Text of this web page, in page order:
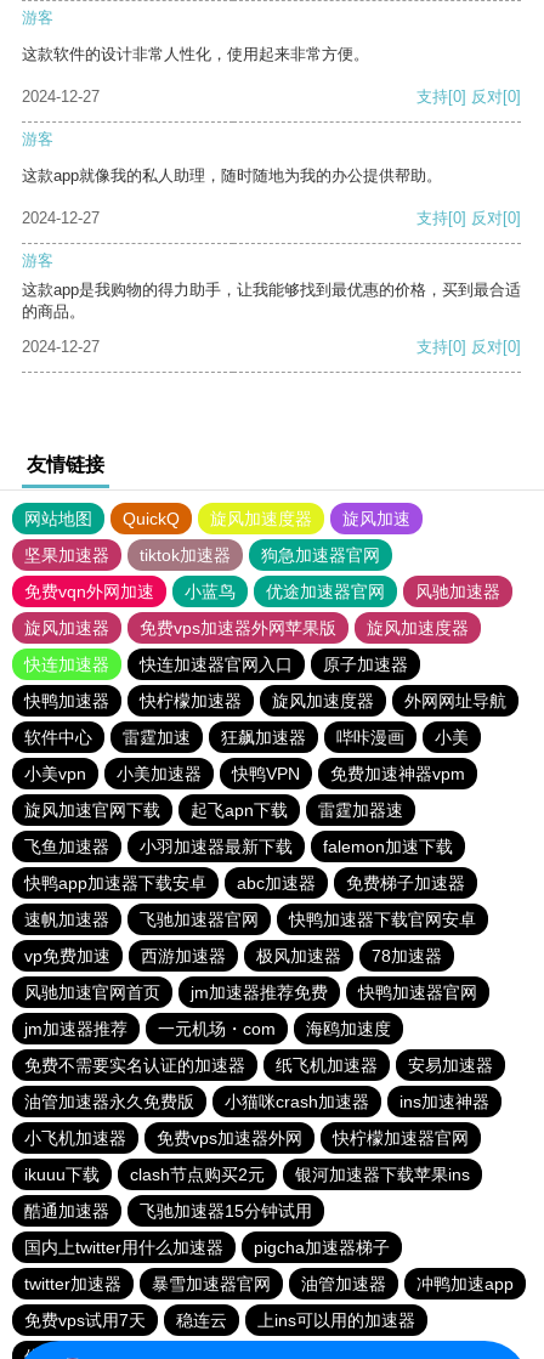
游客
这款软件的设计非常人性化，使用起来非常方便。
2024-12-27 支持[0] 反对[0]
游客
这款app就像我的私人助理，随时随地为我的办公提供帮助。
2024-12-27 支持[0] 反对[0]
游客
这款app是我购物的得力助手，让我能够找到最优惠的价格，买到最合适
的商品。
2024-12-27
支持[0] 反对[0]
友情链接
网站地图 QuickQ 旋风加速度器
旋风加速
坚果加速器
tiktok加速器
狗急加速器官网
免费vqn外网加速
小蓝鸟 优途加速器官网
风驰加速器
旋风加速器
免费vps加速器外网苹果版
旋风加速度器
快连加速器
快连加速器官网入口
原子加速器
快鸭加速器
快柠檬加速器 旋风加速度器
外网网址导航
软件中心
雷霆加速 狂飙加速器 哔咔漫画
小美
小美vpn
小美加速器 快鸭VPN
免费加速神器vpm
旋风加速官网下载
起飞apn下载
雷霆加器速
飞鱼加速器
小羽加速器最新下载
falemon加速下载
快鸭app加速器下载安卓
abc加速器
免费梯子加速器
速帆加速器
飞驰加速器官网
快鸭加速器下载官网安卓
vp免费加速
西游加速器 极风加速器
78加速器
风驰加速官网首页
jm加速器推荐免费
快鸭加速器官网
jm加速器推荐
一元机场・com
海鸥加速度
免费不需要实名认证的加速器
纸飞机加速器
安易加速器
油管加速器永久免费版
小猫咪crash加速器
ins加速神器
小飞机加速器
免费vps加速器外网
快柠檬加速器官网
ikuuu下载
clash节点购买2元
银河加速器下载苹果ins
酷通加速器
飞驰加速器15分钟试用
国内上twitter用什么加速器
pigcha加速器梯子
twitter加速器
暴雪加速器官网 油管加速器
冲鸭加速app
免费vps试用7天
稳连云
上ins可以用的加速器